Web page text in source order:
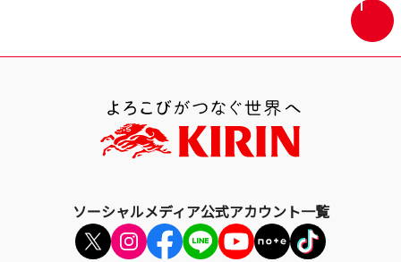
す
画
面
ソーシャルメディア公式アカウント一覧